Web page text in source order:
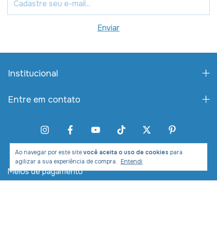
Ao navegar por este sitevocê aceita o uso de cookies para
agilizar a sua experiência de compra. Entendi
Institucional
Entre em contato
Meios de pagamento